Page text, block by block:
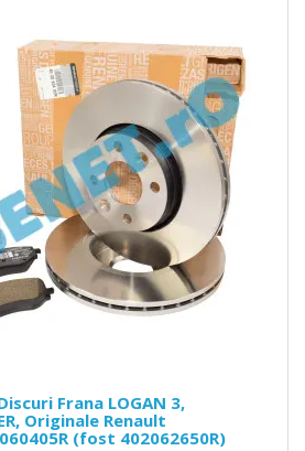
Frana LOGAN 3,
Originale Renault
(fost 402062650R)